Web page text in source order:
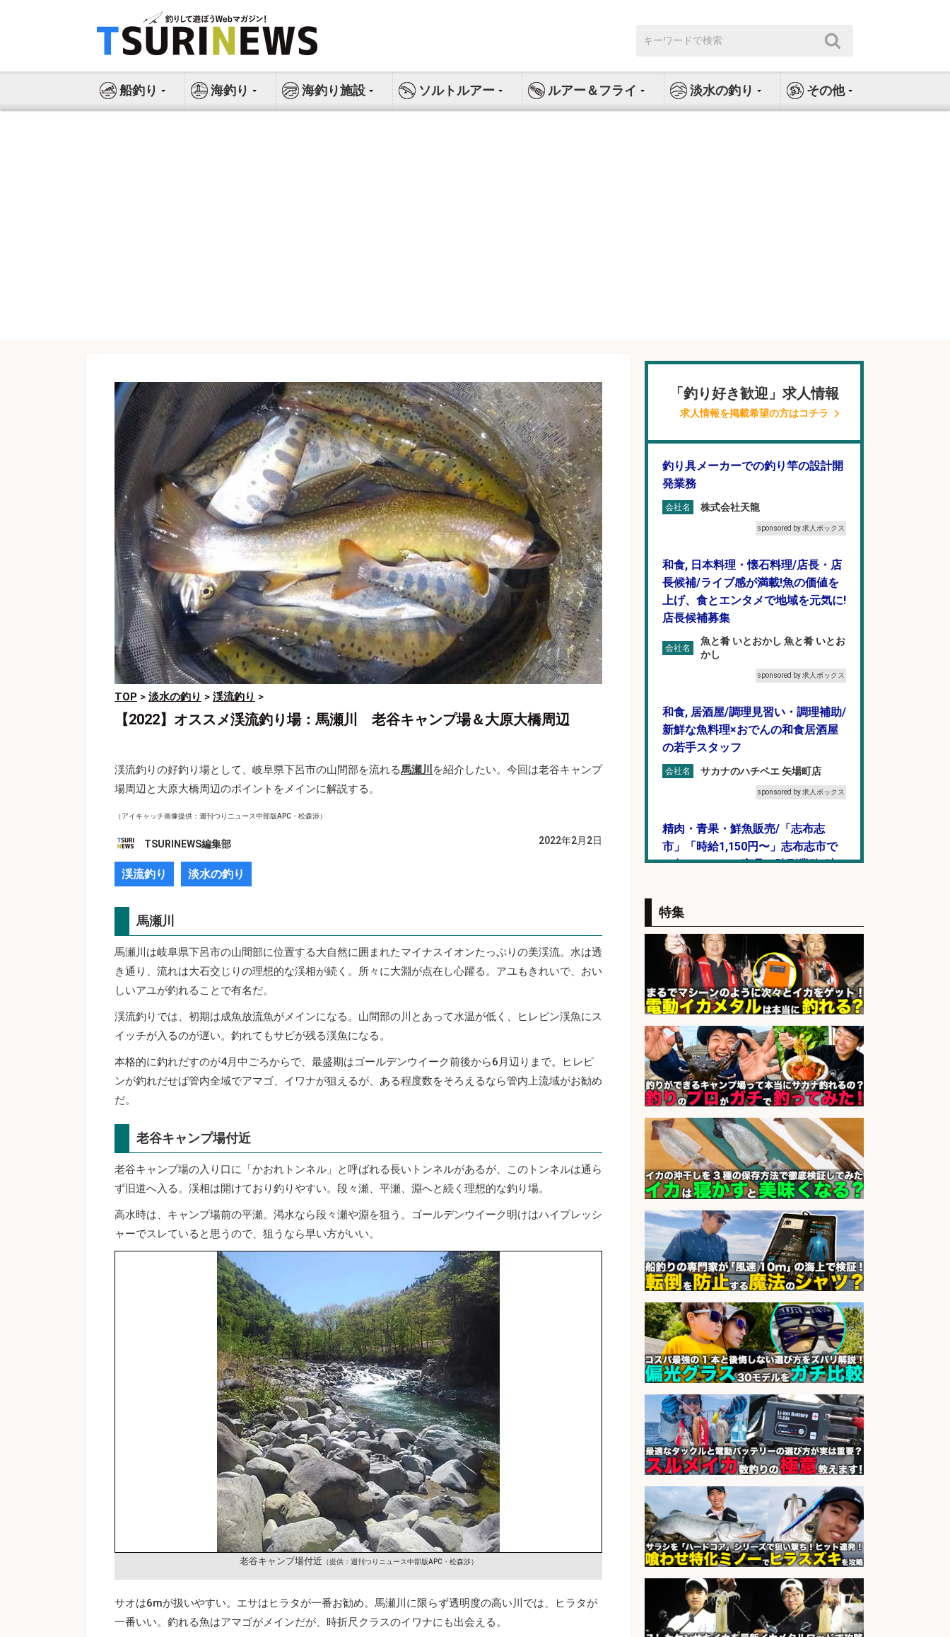
ス
索:
船釣り 海釣り 海釣り施設 ソルトルアー ルアー＆フライ 淡水の釣り その他
TOP > 淡水の釣り > 渓流釣り >
【2022】オススメ渓流釣り場：馬瀬川 老谷キャンプ場＆大原大橋周辺
渓流釣りの好釣り場として、岐阜県下呂市の山間部を流れる馬瀬川 を紹介したい。今回は老谷キャンプ
場周辺と大原大橋周辺のポイントをメインに解説する。
（アイキャッチ画像提供：週刊つりニュース中部版APC・松森渉）
TSURINEWS編集部 2022年2月2日
渓流釣り 淡水の釣り
馬瀬川
馬瀬川は岐阜県下呂市の山間部に位置する大自然に囲まれたマイナスイオンたっぷりの美渓流。水は透
き通り、流れは大石交じりの理想的な渓相が続く。所々に大淵が点在し心躍る。アユもきれいで、おい
しいアユが釣れることで有名だ。
渓流釣りでは、初期は成魚放流魚がメインになる。山間部の川とあって水温が低く、ヒレピン渓魚にス
イッチが入るのが遅い。釣れてもサビが残る渓魚になる。
本格的に釣れだすのが4月中ごろからで、最盛期はゴールデンウイーク前後から6月辺りまで。ヒレピ
ンが釣れだせば管内全域でアマゴ、イワナが狙えるが、ある程度数をそろえるなら管内上流域がお勧め
だ。
老谷キャンプ場付近
老谷キャンプ場の入り口に「かおれトンネル」と呼ばれる長いトンネルがあるが、このトンネルは通ら
ず旧道へ入る。渓相は開けており釣りやすい。段々瀬、平瀬、淵へと続く理想的な釣り場。
高水時は、キャンプ場前の平瀬。渇水なら段々瀬や淵を狙う。ゴールデンウイーク明けはハイプレッシ
ャーでスレていると思うので、狙うなら早い方がいい。
老谷キャンプ場付近 （提供：週刊つりニュース中部版APC・松森渉）
サオは6mが扱いやすい。エサはヒラタが一番お勧め。馬瀬川に限らず透明度の高い川では、ヒラタが
一番いい。釣れる魚はアマゴがメインだが、時折尺クラスのイワナにも出会える。
「釣り好き歓迎」求人情報
求人情報を掲載希望の方はコチラ
釣り具メーカーでの釣り竿の設計開
発業務
会社名 株式会社天龍
sponsored by 求人ボックス
和食, 日本料理・懐石料理/店長・店
長候補/ライブ感が満載!魚の価値を
上げ、食とエンタメで地域を元気に!
店長候補募集
会社名
魚と肴 いとおかし 魚と肴 いとお
かし
sponsored by 求人ボックス
和食, 居酒屋/調理見習い・調理補助/
新鮮な魚料理×おでんの和食居酒屋
の若手スタッフ
会社名 サカナのハチベエ 矢場町店
sponsored by 求人ボックス
精肉・青果・鮮魚販売/「志布志
市」「時給1,150円〜」志布志市で
お魚のカットや商品の陳列業務/時
sponsored by 求人ボックス
営業事務/「大津市」「時給1,300
円」小野駅から徒歩6分/釣り具メー
カーの物流事務・営業アシスタン
ト/土日祝休み×大型連休あり×残業
なし/滋賀県/大津市
会社名 株式会社ホットスタッフ滋賀
sponsored by 求人ボックス
営業事務/「大津市」釣り具メーカ
ーの物流事務・営業アシスタント/
小野駅徒歩6分/「時給1,300円」/大
型連休あり×残業なし×土日祝休み/
滋賀県
会社名 株式会社ホットスタッフ滋賀
sponsored by 求人ボックス
営業事務/「大津市」「時給1,300
円」小野駅徒歩6分/釣り具メーカー
の物流事務・営業アシスタント/残
業なし×土日祝休み×大型連休あり/
滋賀県/大津市
会社名 株式会社ホットスタッフ滋賀
sponsored by 求人ボックス
精肉・青果・鮮魚販売/「志布志
市」お魚のカットや商品の陳列業
務/「時給1,150円〜」/時間選べる×
未経験歓迎×残業少なめ/鹿児島県/
志布志市
会社名 株式会社ホットスタッフ鹿児島
sponsored by 求人ボックス
レジ打ち/日払いOK/おさかなの三枚
おろし/新潟県/小千谷市
会社名 株式会社G&G
特集